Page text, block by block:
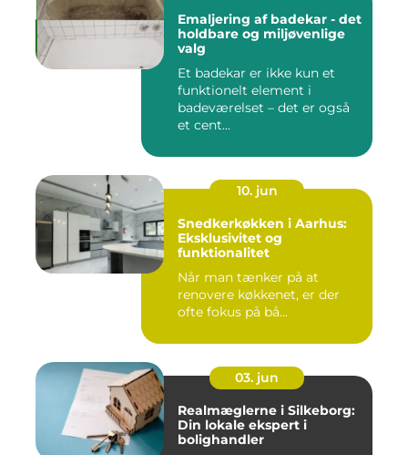
Emaljering af badekar - det
holdbare og miljøvenlige
valg
Et badekar er ikke kun et
funktionelt element i
badeværelset – det er også
et cent...
10. jun
Snedkerkøkken i Aarhus:
Eksklusivitet og
funktionalitet
Når man tænker på at
renovere køkkenet, er der
ofte fokus på bå...
03. jun
Realmæglerne i Silkeborg:
Din lokale ekspert i
bolighandler